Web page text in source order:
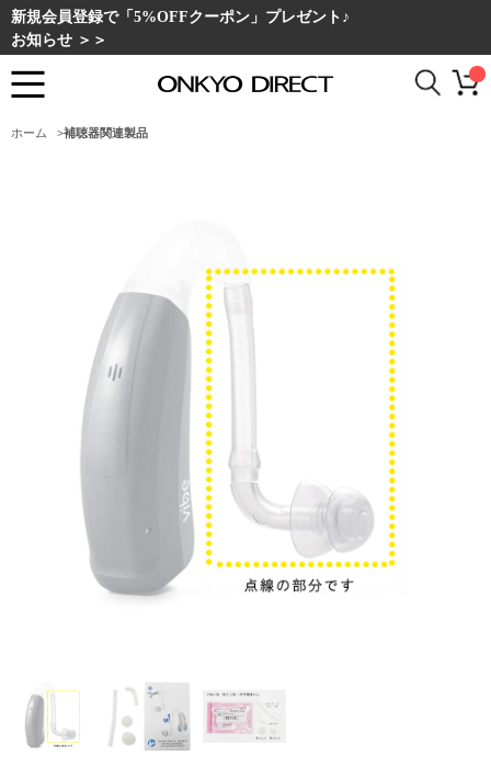
新規会員登録で「5%OFFクーポン」プレゼント♪
お知らせ ＞＞
ホーム >補聴器関連製品